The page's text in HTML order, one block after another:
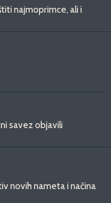
najmoprimce, ali i
savez objavili
novih nameta i načina